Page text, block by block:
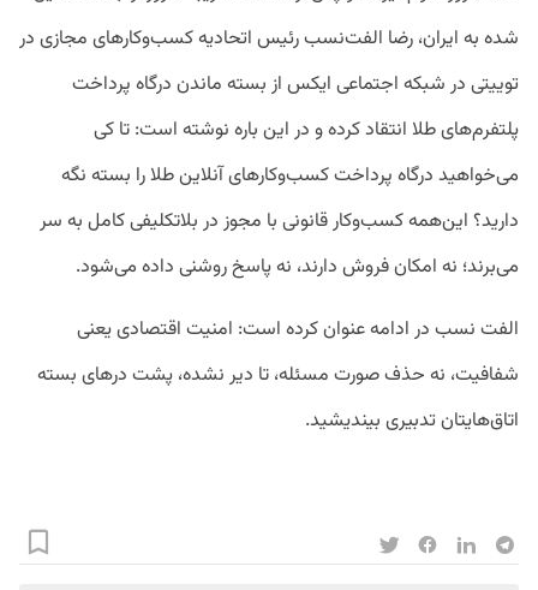
شده به ایران، رضا الفت‌نسب رئیس اتحادیه کسب‌وکارهای مجازی در
توییتی در شبکه اجتماعی ایکس از بسته ماندن درگاه پرداخت
پلتفرم‌های طلا انتقاد کرده و در این باره نوشته است: تا کی
می‌خواهید درگاه پرداخت کسب‌وکارهای آنلاین طلا را بسته نگه
دارید؟ این‌همه کسب‌وکار قانونی با مجوز در بلاتکلیفی کامل به سر
می‌برند؛ نه امکان فروش دارند، نه پاسخ روشنی داده می‌شود.
الفت نسب در ادامه عنوان کرده است: امنیت اقتصادی یعنی
شفافیت، نه حذف صورت مسئله، تا دیر نشده، پشت درهای بسته
اتاق‌هایتان تدبیری بیندیشید.